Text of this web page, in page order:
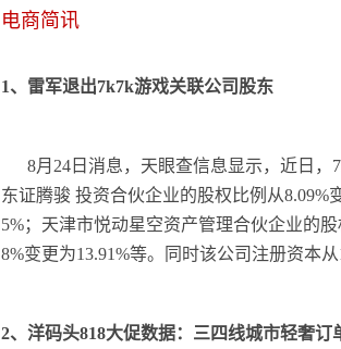
电商简讯
1、雷军退出7k7k游戏关联公司股东
8月24日消息，天眼查信息显示，近日，
东证腾骏 投资合伙企业的股权比例从8.09%
5%；天津市悦动星空资产管理合伙企业的
8%变更为13.91%等。同时该公司注册资本从
2、洋码头818大促数据：三四线城市轻奢订